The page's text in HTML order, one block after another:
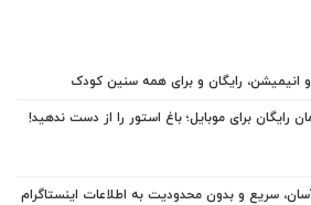
انیمیشن، رایگان و برای همه سنین کودک
رایگان برای موبایل؛ باغ استور را از دست ندهید!